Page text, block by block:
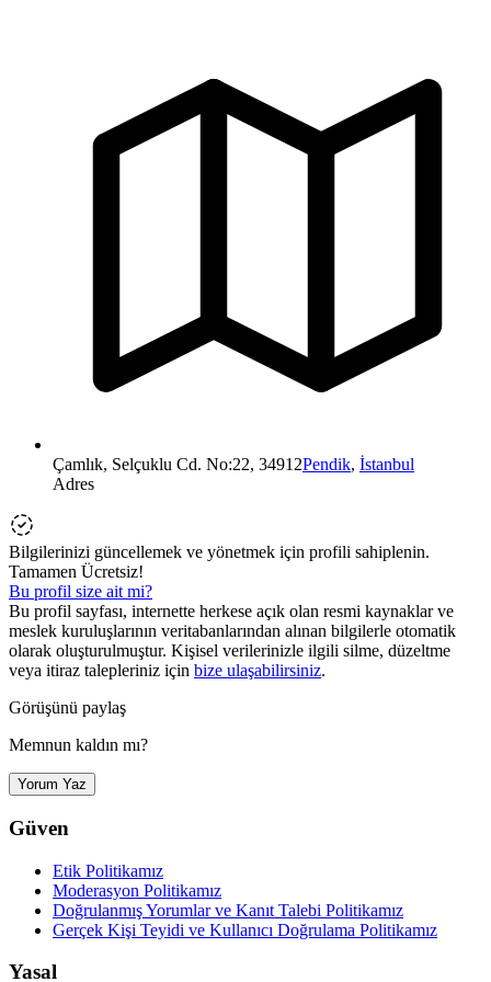
Çamlık, Selçuklu Cd. No:22, 34912Pendik, İstanbul
Adres
Bilgilerinizi güncellemek ve yönetmek için profili sahiplenin.
Tamamen Ücretsiz!
Bu profil size ait mi?
Bu profil sayfası, internette herkese açık olan resmi kaynaklar ve
meslek kuruluşlarının veritabanlarından alınan bilgilerle otomatik
olarak oluşturulmuştur. Kişisel verilerinizle ilgili silme, düzeltme
veya itiraz talepleriniz için bize ulaşabilirsiniz.
Görüşünü paylaş
Memnun kaldın mı?
Yorum Yaz
Güven
Etik Politikamız
Moderasyon Politikamız
Doğrulanmış Yorumlar ve Kanıt Talebi Politikamız
Gerçek Kişi Teyidi ve Kullanıcı Doğrulama Politikamız
Yasal